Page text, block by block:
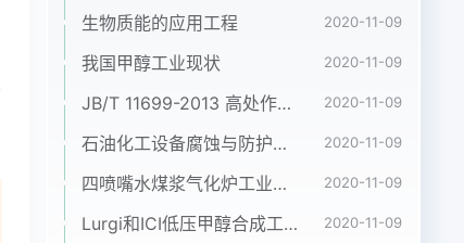
生物质能的应用工程 2020-11-09
我国甲醇工业现状 2020-11-09
JB/T 11699-2013 高处作业吊篮安装、拆卸、使用技术规程 2020-11-09
石油化工设备腐蚀与防护参考书十本免费下载，绝版珍藏 2020-11-09
四喷嘴水煤浆气化炉工业应用情况简介 2020-11-09
Lurgi和ICI低压甲醇合成工艺比较 2020-11-09